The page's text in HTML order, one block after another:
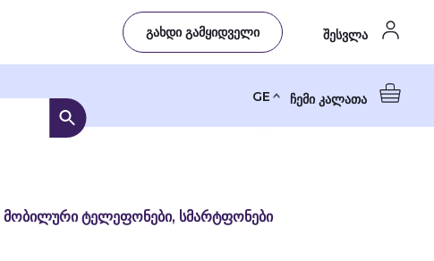
გახდი გამყიდველი შესვლა
GE ჩემი კალათა
მობილური ტელეფონები, სმარტფონები